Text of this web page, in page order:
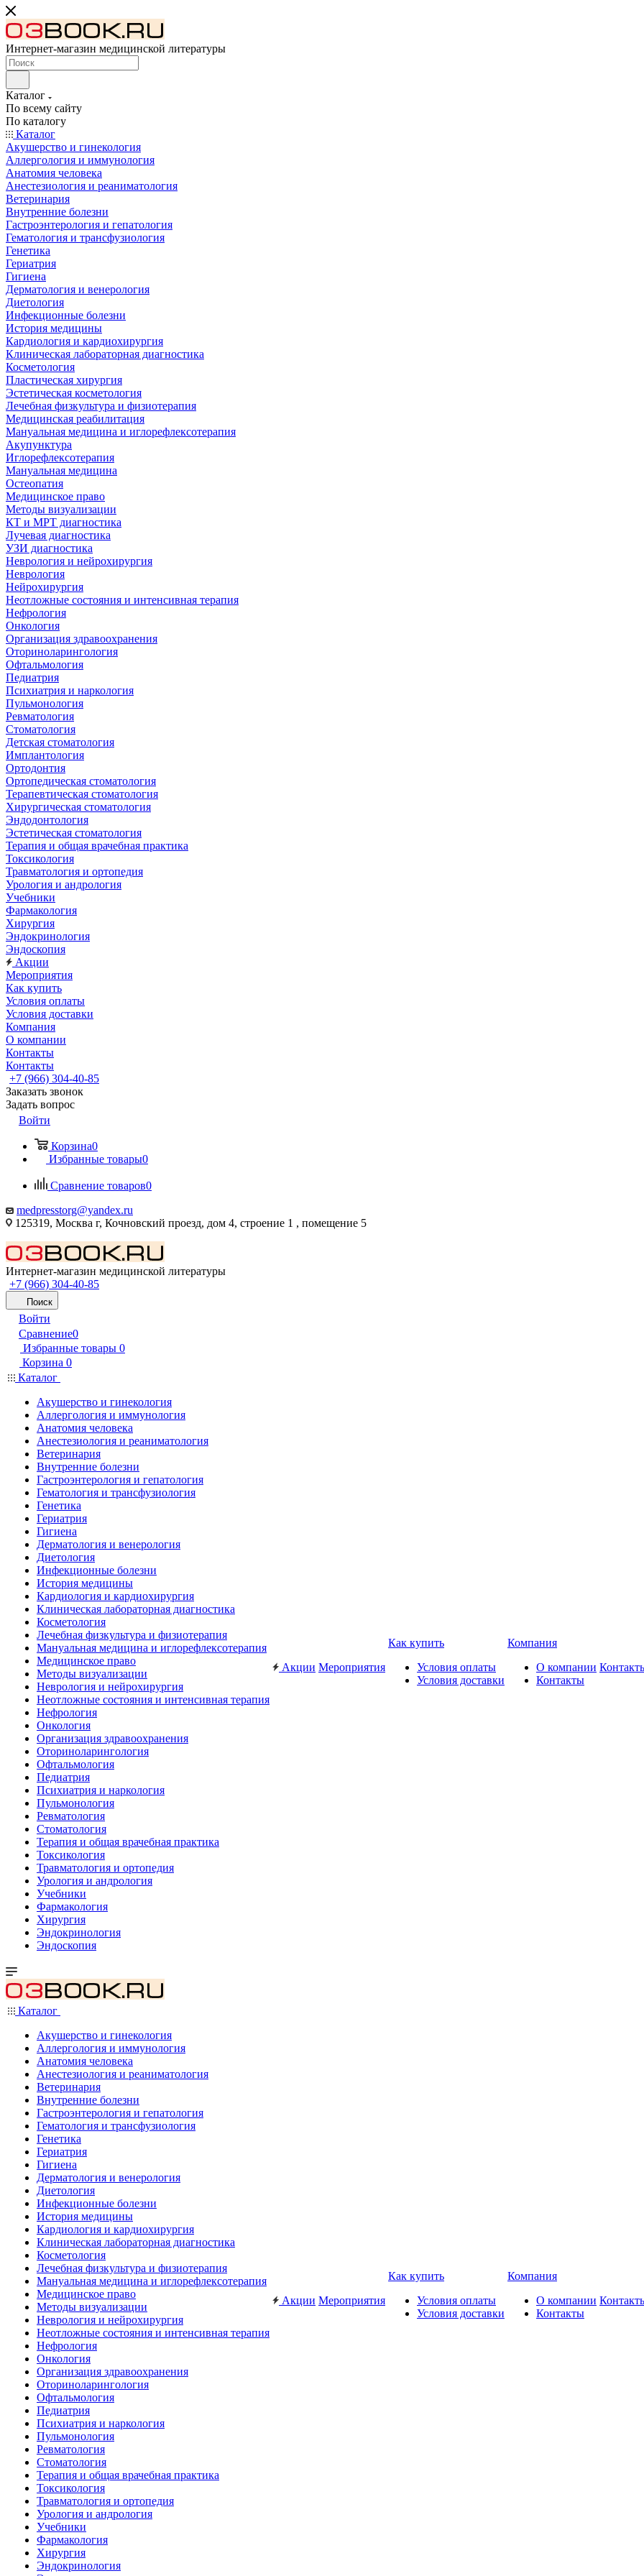
Интернет-магазин медицинской литературы
Каталог
По всему сайту
По каталогу
Каталог
Акушерство и гинекология
Аллергология и иммунология
Анатомия человека
Анестезиология и реаниматология
Ветеринария
Внутренние болезни
Гастроэнтерология и гепатология
Гематология и трансфузиология
Генетика
Гериатрия
Гигиена
Дерматология и венерология
Диетология
Инфекционные болезни
История медицины
Кардиология и кардиохирургия
Клиническая лабораторная диагностика
Косметология
Пластическая хирургия
Эстетическая косметология
Лечебная физкультура и физиотерапия
Медицинская реабилитация
Мануальная медицина и иглорефлексотерапия
Акупунктура
Иглорефлексотерапия
Мануальная медицина
Остеопатия
Медицинское право
Методы визуализации
КТ и МРТ диагностика
Лучевая диагностика
УЗИ диагностика
Неврология и нейрохирургия
Неврология
Нейрохирургия
Неотложные состояния и интенсивная терапия
Нефрология
Онкология
Организация здравоохранения
Оториноларингология
Офтальмология
Педиатрия
Психиатрия и наркология
Пульмонология
Ревматология
Стоматология
Детская стоматология
Имплантология
Ортодонтия
Ортопедическая стоматология
Терапевтическая стоматология
Хирургическая стоматология
Эндодонтология
Эстетическая стоматология
Терапия и общая врачебная практика
Токсикология
Травматология и ортопедия
Урология и андрология
Учебники
Фармакология
Хирургия
Эндокринология
Эндоскопия
Акции
Мероприятия
Как купить
Условия оплаты
Условия доставки
Компания
О компании
Контакты
Контакты
+7 (966) 304-40-85
Заказать звонок
Задать вопрос
Войти
Корзина0
Избранные товары0
Сравнение товаров0
medpresstorg@yandex.ru
125319, Москва г, Кочновский проезд, дом 4, строение 1 , помещение 5
Интернет-магазин медицинской литературы
+7 (966) 304-40-85
Поиск
Войти
Сравнение0
Избранные товары 0
Корзина 0
Каталог
Акушерство и гинекология
Аллергология и иммунология
Анатомия человека
Анестезиология и реаниматология
Ветеринария
Внутренние болезни
Гастроэнтерология и гепатология
Гематология и трансфузиология
Генетика
Гериатрия
Гигиена
Дерматология и венерология
Диетология
Инфекционные болезни
История медицины
Кардиология и кардиохирургия
Клиническая лабораторная диагностика
Косметология
Лечебная физкультура и физиотерапия
Мануальная медицина и иглорефлексотерапия
Медицинское право
Методы визуализации
Неврология и нейрохирургия
Неотложные состояния и интенсивная терапия
Нефрология
Онкология
Организация здравоохранения
Оториноларингология
Офтальмология
Педиатрия
Психиатрия и наркология
Пульмонология
Ревматология
Стоматология
Терапия и общая врачебная практика
Токсикология
Травматология и ортопедия
Урология и андрология
Учебники
Фармакология
Хирургия
Эндокринология
Эндоскопия
Акции Мероприятия
Как купить
Условия оплаты
Условия доставки
Компания
О компании
Контакты
Каталог
Акушерство и гинекология
Аллергология и иммунология
Анатомия человека
Анестезиология и реаниматология
Ветеринария
Внутренние болезни
Гастроэнтерология и гепатология
Гематология и трансфузиология
Генетика
Гериатрия
Гигиена
Дерматология и венерология
Диетология
Инфекционные болезни
История медицины
Кардиология и кардиохирургия
Клиническая лабораторная диагностика
Косметология
Лечебная физкультура и физиотерапия
Мануальная медицина и иглорефлексотерапия
Медицинское право
Методы визуализации
Неврология и нейрохирургия
Неотложные состояния и интенсивная терапия
Нефрология
Онкология
Организация здравоохранения
Оториноларингология
Офтальмология
Педиатрия
Психиатрия и наркология
Пульмонология
Ревматология
Стоматология
Терапия и общая врачебная практика
Токсикология
Травматология и ортопедия
Урология и андрология
Учебники
Фармакология
Хирургия
Эндокринология
Акции Мероприятия
Как купить
Условия оплаты
Условия доставки
Компания
О компании
Контакты